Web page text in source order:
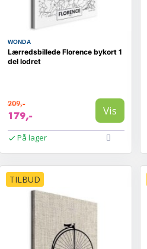
WONDA
Lærredsbillede Florence bykort 1
del lodret
209,-
179,- Vis
På lager
TILBUD